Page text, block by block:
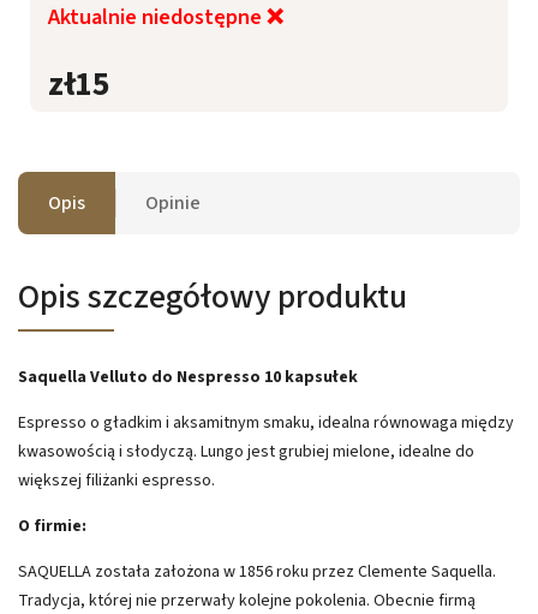
zł15
Aktualnie niedostępne ❌
Opis Opinie
Opis szczegółowy produktu
Saquella Velluto do Nespresso 10 kapsułek
Espresso o gładkim i aksamitnym smaku, idealna równowaga między
kwasowością i słodyczą. Lungo jest grubiej mielone, idealne do
większej filiżanki espresso.
O firmie:
SAQUELLA została założona w 1856 roku przez Clemente Saquella.
Tradycja, której nie przerwały kolejne pokolenia. Obecnie firmą